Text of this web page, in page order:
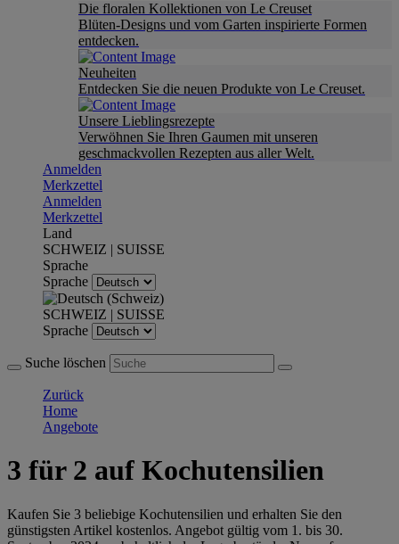
Die floralen Kollektionen von Le Creuset
Blüten-Designs und vom Garten inspirierte Formen
entdecken.
Neuheiten
Entdecken Sie die neuen Produkte von Le Creuset.
Unsere Lieblingsrezepte
Verwöhnen Sie Ihren Gaumen mit unseren
geschmackvollen Rezepten aus aller Welt.
Anmelden
Merkzettel
Anmelden
Merkzettel
Land
SCHWEIZ | SUISSE
Sprache
Sprache
SCHWEIZ | SUISSE
Sprache
Suche löschen
Zurück
Home
Angebote
3 für 2 auf Kochutensilien
Kaufen Sie 3 beliebige Kochutensilien und erhalten Sie den
günstigsten Artikel kostenlos. Angebot gültig vom 1. bis 30.